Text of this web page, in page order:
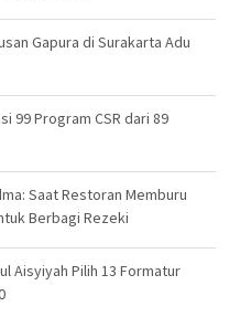
Gapura di Surakarta Adu
99 Program CSR dari 89
Saat Restoran Memburu
Berbagi Rezeki
Aisyiyah Pilih 13 Formatur